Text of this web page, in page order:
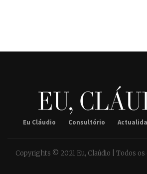
Eu Cláudio Consultório
Copyrights © 2021 Eu, Claúdio | Todos